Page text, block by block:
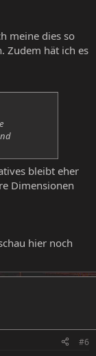
meine dies so
Zudem hät ich es
bleibt eher
Dimensionen
hier noch
#6